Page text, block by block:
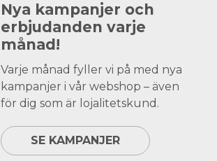
Nya kampanjer och
erbjudanden varje
månad!
Varje månad fyller vi på med nya
kampanjer i vår webshop – även
för dig som är lojalitetskund.
SE KAMPANJER